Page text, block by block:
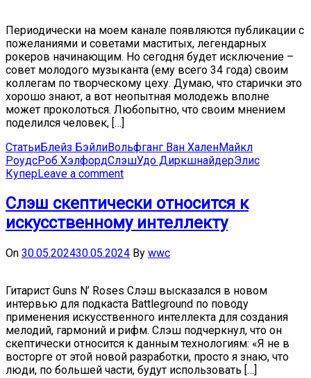
Периодически на моем канале появляются публикации с
пожеланиями и советами маститых, легендарных
рокеров начинающим. Но сегодня будет исключение –
совет молодого музыканта (ему всего 34 года) своим
коллегам по творческому цеху. Думаю, что старички это
хорошо знают, а вот неопытная молодежь вполне
может проколоться. Любопытно, что своим мнением
поделился человек, […]
СтатьиБлейз БэйлиВольфганг Ван ХаленМайкл
РоудсРоб ХэлфордСлэшУдо ДиркшнайдерЭлис
КуперLeave a comment
Слэш скептически относится к
искусственному интеллекту
On 30.05.202430.05.2024 By wwc
Гитарист Guns N’ Roses Слэш высказался в новом
интервью для подкаста Battleground по поводу
применения искусственного интеллекта для создания
мелодий, гармоний и рифм. Слэш подчеркнул, что он
скептически относится к данным технологиям: «Я не в
восторге от этой новой разработки, просто я знаю, что
люди, по большей части, будут использовать […]